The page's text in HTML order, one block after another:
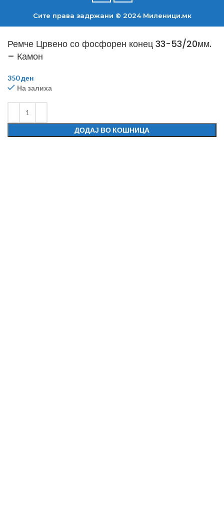
Сите права задржани © 2024 Mиленици.мк
Ремче Црвено со фосфорен конец 33-53/20мм.
– Камон
350ден
На залиха
ДОДАЈ ВО КОШНИЦА